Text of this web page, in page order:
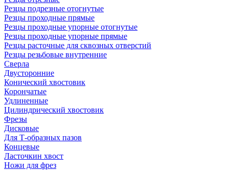
Резцы подрезные отогнутые
Резцы проходные прямые
Резцы проходные упорные отогнутые
Резцы проходные упорные прямые
Резцы расточные для сквозных отверстий
Резцы резьбовые внутренние
Сверла
Двусторонние
Конический хвостовик
Корончатые
Удлиненные
Цилиндрический хвостовик
Фрезы
Дисковые
Для Т-образных пазов
Концевые
Ласточкин хвост
Ножи для фрез